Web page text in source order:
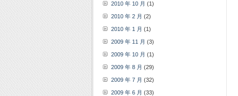
2010 年 10 月 (1)
2010 年 2 月 (2)
2010 年 1 月 (1)
2009 年 11 月 (3)
2009 年 10 月 (1)
2009 年 8 月 (29)
2009 年 7 月 (32)
2009 年 6 月 (33)